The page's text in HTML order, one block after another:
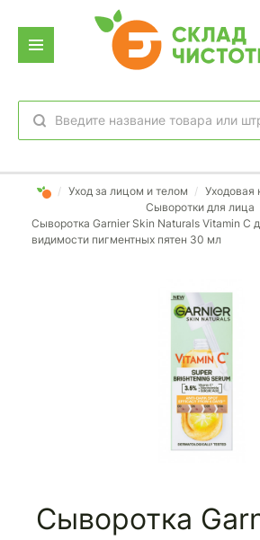
избранное вход
/ Уход за лицом и телом / Уходовая
Сыворотки для лица
Сыворотка Garnier Skin Naturals Vitamin C
видимости пигментных пятен 30 мл
Сыворотка